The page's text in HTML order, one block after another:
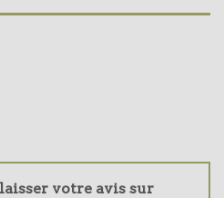
votre avis sur